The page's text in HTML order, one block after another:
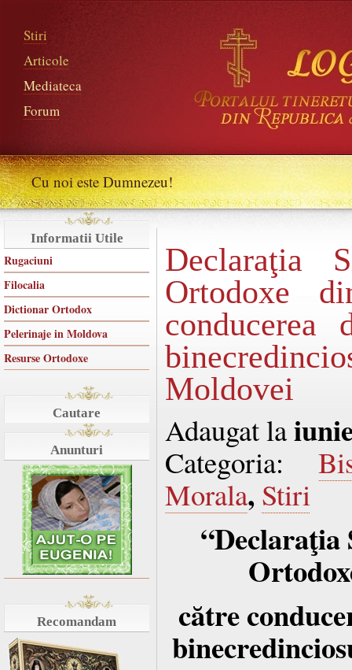
Stiri
Articole
Mediateca
Forum
Cu noi este Dumnezeu!
Informatii Utile
Rugaciuni
Filocalia
Dictionar Ortodox
Pelerinaje in Moldova
Resurse Ortodoxe
Cautare
Anunturi
Recomandam
Declaraţia
Ortodoxe
Moldovei
Adaugat la
Categoria:
Morala, Stiri
către